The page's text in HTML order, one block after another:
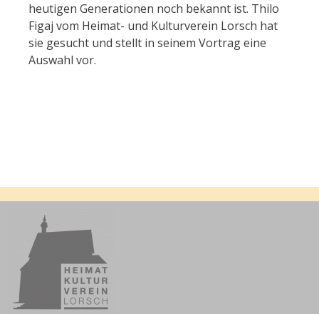
heutigen Generationen noch bekannt ist. Thilo
Figaj vom Heimat- und Kulturverein Lorsch hat
sie gesucht und stellt in seinem Vortrag eine
Auswahl vor.